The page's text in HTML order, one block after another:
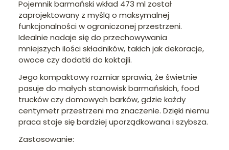
Pojemnik barmański wkład 473 ml został
zaprojektowany z myślą o maksymalnej
funkcjonalności w ograniczonej przestrzeni.
Idealnie nadaje się do przechowywania
mniejszych ilości składników, takich jak dekoracje,
owoce czy dodatki do koktajli.
Jego kompaktowy rozmiar sprawia, że świetnie
pasuje do małych stanowisk barmańskich, food
trucków czy domowych barków, gdzie każdy
centymetr przestrzeni ma znaczenie. Dzięki niemu
praca staje się bardziej uporządkowana i szybsza.
Zastosowanie: